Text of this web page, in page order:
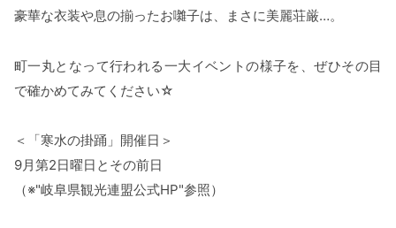
豪華な衣装や息の揃ったお囃子は、まさに美麗荘厳…。
町一丸となって行われる一大イベントの様子を、ぜひその目
で確かめてみてください☆
＜「寒水の掛踊」開催日＞
9月第2日曜日とその前日
（※"岐阜県観光連盟公式HP"参照）